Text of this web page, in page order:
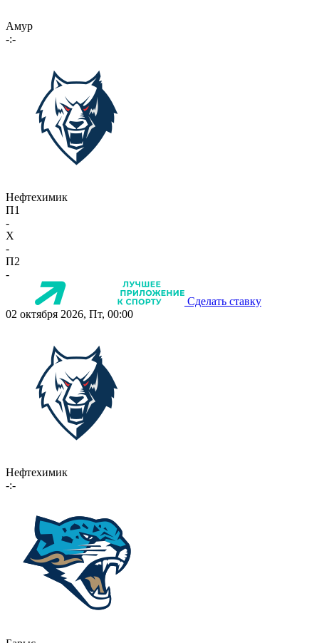
Амур
-:-
Нефтехимик
П1
-
X
-
П2
-
Сделать ставку
02 октября 2026, Пт, 00:00
Нефтехимик
-:-